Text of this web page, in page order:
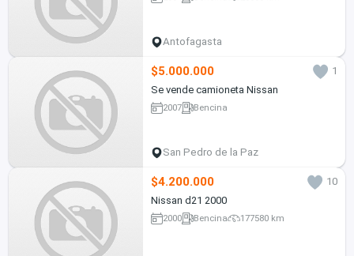
Antofagasta
$5.000.000
1
Se vende camioneta Nissan
2007 Bencina
San Pedro de la Paz
$4.200.000
10
Nissan d21 2000
2000 Bencina 177580 km